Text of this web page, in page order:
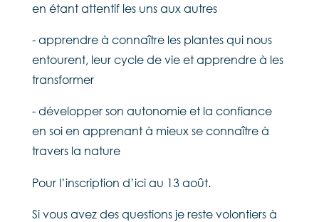
en étant attentif les uns aux autres
- apprendre à connaître les plantes qui nous
entourent, leur cycle de vie et apprendre à les
transformer
- développer son autonomie et la confiance
en soi en apprenant à mieux se connaître à
travers la nature
Pour l’inscription d’ici au 13 août.
Si vous avez des questions je reste volontiers à